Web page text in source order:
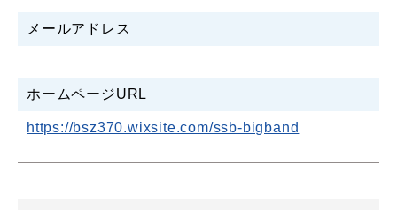
メールアドレス
ホームページURL
https://bsz370.wixsite.com/ssb-bigband